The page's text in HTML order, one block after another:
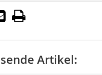
Artikel: